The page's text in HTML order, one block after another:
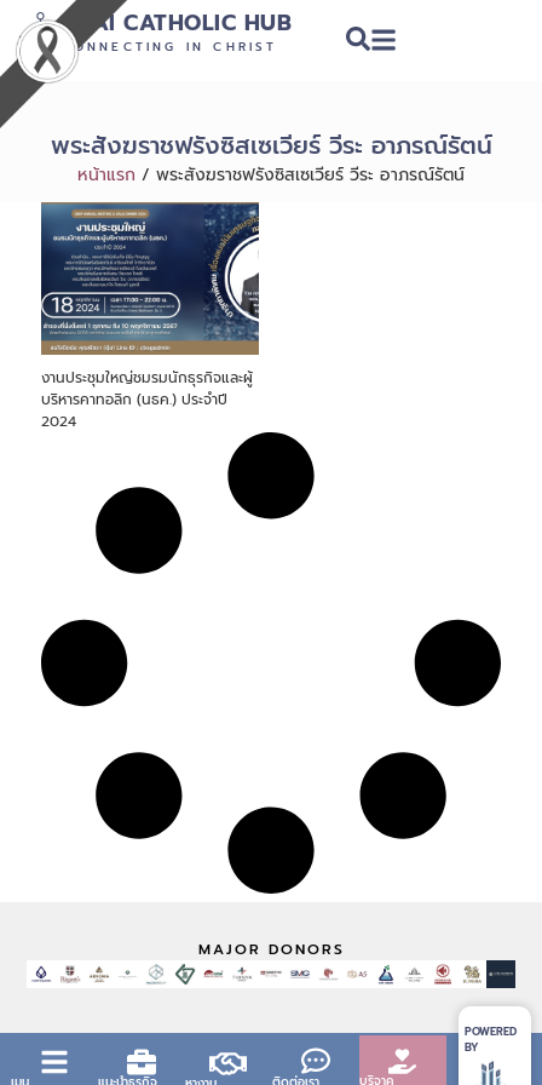
THAI CATHOLIC HUB
CONNECTING IN CHRIST
พระสังฆราชฟรังซิสเซเวียร์ วีระ อาภรณ์รัตน์
หน้าแรก / พระสังฆราชฟรังซิสเซเวียร์ วีระ อาภรณ์รัตน์
งานประชุมใหญ่ชมรมนักธุรกิจและผู้
บริหารคาทอลิก (นธค.) ประจำปี
2024
MAJOR DONORS
เมนู แนะนำธุรกิจ บริจาค
POWERED
BY